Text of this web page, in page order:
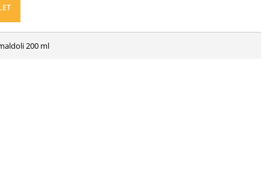
200 ml